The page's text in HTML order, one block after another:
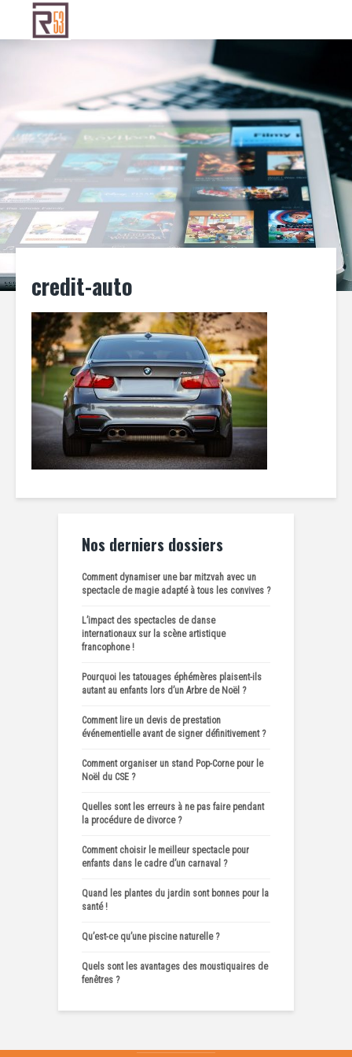
credit-auto
Nos derniers dossiers
Comment dynamiser une bar mitzvah avec un
spectacle de magie adapté à tous les convives ?
L’impact des spectacles de danse
internationaux sur la scène artistique
francophone !
Pourquoi les tatouages éphémères plaisent-ils
autant au enfants lors d’un Arbre de Noël ?
Comment lire un devis de prestation
événementielle avant de signer définitivement ?
Comment organiser un stand Pop-Corne pour le
Noël du CSE ?
Quelles sont les erreurs à ne pas faire pendant
la procédure de divorce ?
Comment choisir le meilleur spectacle pour
enfants dans le cadre d’un carnaval ?
Quand les plantes du jardin sont bonnes pour la
santé !
Qu’est-ce qu’une piscine naturelle ?
Quels sont les avantages des moustiquaires de
fenêtres ?